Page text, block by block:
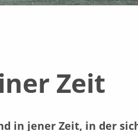
Zeit
in jener Zeit, in der